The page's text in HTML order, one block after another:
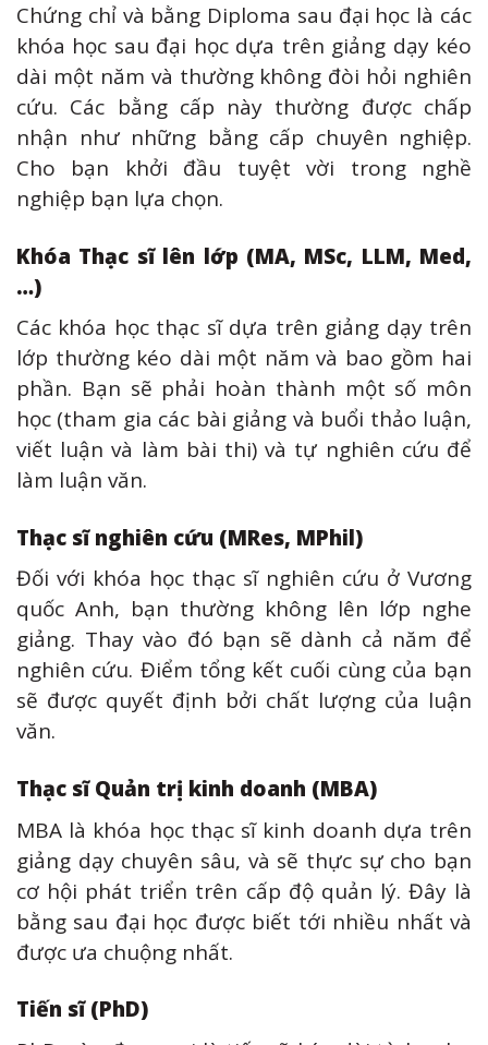
Chứng chỉ và bằng Diploma sau đại học là các
khóa học sau đại học dựa trên giảng dạy kéo
dài một năm và thường không đòi hỏi nghiên
cứu. Các bằng cấp này thường được chấp
nhận như những bằng cấp chuyên nghiệp.
Cho bạn khởi đầu tuyệt vời trong nghề
nghiệp bạn lựa chọn.
Khóa Thạc sĩ lên lớp (MA, MSc, LLM, Med,
…)
Các khóa học thạc sĩ dựa trên giảng dạy trên
lớp thường kéo dài một năm và bao gồm hai
phần. Bạn sẽ phải hoàn thành một số môn
học (tham gia các bài giảng và buổi thảo luận,
viết luận và làm bài thi) và tự nghiên cứu để
làm luận văn.
Thạc sĩ nghiên cứu (MRes, MPhil)
Đối với khóa học thạc sĩ nghiên cứu ở Vương
quốc Anh, bạn thường không lên lớp nghe
giảng. Thay vào đó bạn sẽ dành cả năm để
nghiên cứu. Điểm tổng kết cuối cùng của bạn
sẽ được quyết định bởi chất lượng của luận
văn.
Thạc sĩ Quản trị kinh doanh (MBA)
MBA là khóa học thạc sĩ kinh doanh dựa trên
giảng dạy chuyên sâu, và sẽ thực sự cho bạn
cơ hội phát triển trên cấp độ quản lý. Đây là
bằng sau đại học được biết tới nhiều nhất và
được ưa chuộng nhất.
Tiến sĩ (PhD)